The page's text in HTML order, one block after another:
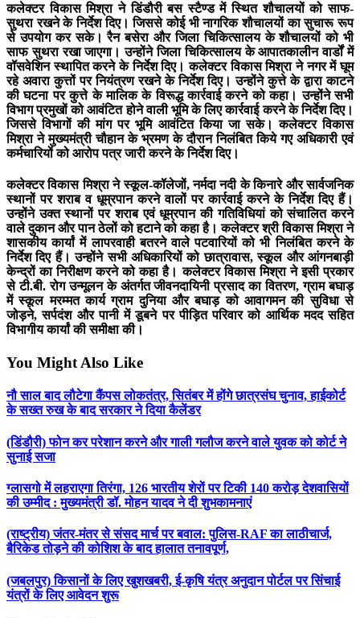
कलेक्टर विकास मिश्रा ने डिंडौरी बस स्टैण्ड में स्थित शौचालयों को साफ-
सुथरा रखने के निर्देश दिए। जिससे कोई भी नागरिक शौचालयों का सुचारू रूप
से उपयोग कर सके। रैन बसेरा और जिला चिकित्सालय के शौचालयों को भी
साफ सुथरा रखा जाएगा। उन्होंने जिला चिकित्सालय के आपातकालीन वार्डों में
वॉसवेशिन स्थापित करने के निर्देश दिए। कलेक्टर विकास मिश्रा ने नगर में घूम
रहे अवारा कुत्तों पर नियंत्रण रखने के निर्देश दिए। उन्होंने कुत्ते के द्वारा काटने
की घटना पर कुत्ते के मालिक के विरूद्ध कार्रवाई करने को कहा। उन्होंने सभी
विभाग प्रमुखों को आवंटित होने वाली भूमि के लिए कार्रवाई करने के निर्देश दिए।
जिससे विभागों की मांग पर भूमि आवंटित किया जा सके। कलेक्टर विकास
मिश्रा ने मुख्यमंत्री चौहान के भ्रमण के दौरान निलंबित किये गए अधिकारी एवं
कर्मचारियों को आरोप पत्र जारी करने के निर्देश दिए।
कलेक्टर विकास मिश्रा ने स्कूल-कॉलेजों, नर्मदा नदी के किनारे और सार्वजनिक
स्थानों पर शराब व धूम्रपान करने वालों पर कार्रवाई करने के निर्देश दिए हैं।
उन्होंने उक्त स्थानों पर शराब एवं धूम्रपान की गतिविधियां को संचालित करने
वाले दुकान और पान ठेलों को हटाने को कहा है। कलेक्टर श्री विकास मिश्रा ने
शासकीय कार्यां में लापरवाही बतरने वाले पटवारियों को भी निलंबित करने के
निर्देश दिए हैं। उन्होंने सभी अधिकारियों को छात्रावास, स्कूल और आंगनबाड़ी
केन्द्रों का निरीक्षण करने को कहा है। कलेक्टर विकास मिश्रा ने इसी प्रकार
से टी.बी. रोग उन्मूलन के अंतर्गत जीवनदायिनी प्रसाद का वितरण, ग्राम बघाड़
में स्कूल मरम्मत कार्य ग्राम दुनिया और बघाड़ को आवागमन की सुविधा से
जोड़ने, सर्पदंश और पानी में डूबने पर पीड़ित परिवार को आर्थिक मदद सहित
विभागीय कार्यां की समीक्षा की।
You Might Also Like
नौ साल बाद लौटेगा कैंपस लोकतंत्र, सितंबर में होंगे छात्रसंघ चुनाव, हाईकोर्ट
के सख्त रुख के बाद सरकार ने दिया कैलेंडर
(डिंडौरी) फोन कर परेशान करने और गाली गलौज करने वाले युवक को कोर्ट ने
सुनाई सजा
ग्लासगो में लहराएगा तिरंगा, 126 भारतीय शेरों पर टिकी 140 करोड़ देशवासियों
की उम्मीद : मुख्यमंत्री डॉ. मोहन यादव ने दी शुभकामनाएं
(राष्ट्रीय) जंतर-मंतर से संसद मार्च पर बवाल: पुलिस-RAF का लाठीचार्ज,
बैरिकेड तोड़ने की कोशिश के बाद हालात तनावपूर्ण,
(जबलपुर) किसानों के लिए खुशखबरी, ई-कृषि यंत्र अनुदान पोर्टल पर सिंचाई
यंत्रों के लिए आवेदन शुरू